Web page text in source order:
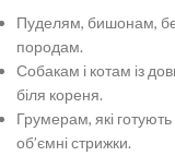
Пуделям, бишонам,
породам.
Собакам і котам із
біля кореня.
Грумерам, які
об’ємні стрижки.